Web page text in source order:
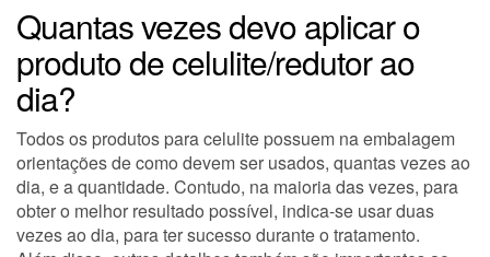
DERMACLUB
Quantas vezes devo aplicar o
produto de celulite/redutor ao
dia?
Todos os produtos para celulite possuem na embalagem
orientações de como devem ser usados, quantas vezes ao
dia, e a quantidade. Contudo, na maioria das vezes, para
obter o melhor resultado possível, indica-se usarduas
vezes ao dia, para ter sucesso durante o tratamento.